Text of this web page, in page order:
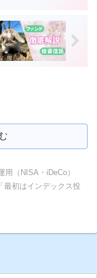
用（NISA・iDeCo）
最初はインデックス投